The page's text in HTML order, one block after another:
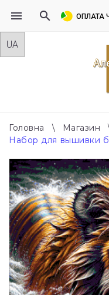
Skip
ОПЛАТА
Головна \ Магазин
Набор для вышивки